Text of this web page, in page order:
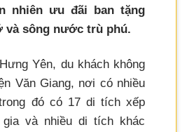
nhiên ưu đãi ban tặng
và sông nước trù phú.
Yên, du khách không
Văn Giang, nơi có nhiều
đó có 17 di tích xếp
gia và nhiều di tích khác